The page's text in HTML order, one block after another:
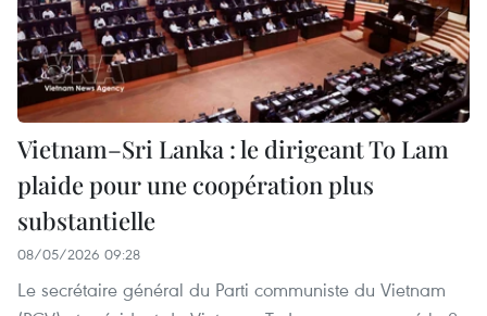
Vietnam–Sri Lanka : le dirigeant To Lam
plaide pour une coopération plus
substantielle
08/05/2026 09:28
Le secrétaire général du Parti communiste du Vietnam